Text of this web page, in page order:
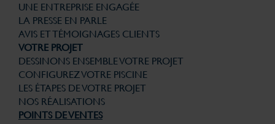
UNE ENTREPRISE ENGAGÉE
LA PRESSE EN PARLE
AVIS ET TÉMOIGNAGES CLIENTS
VOTRE PROJET
DESSINONS ENSEMBLE VOTRE PROJET
CONFIGUREZ VOTRE PISCINE
LES ÉTAPES DE VOTRE PROJET
NOS RÉALISATIONS
POINTS DE VENTES